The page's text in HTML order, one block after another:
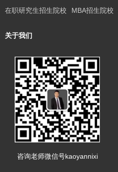
在职研究生招生院校 MBA招生院校
关于我们
咨询老师微信号kaoyannixi